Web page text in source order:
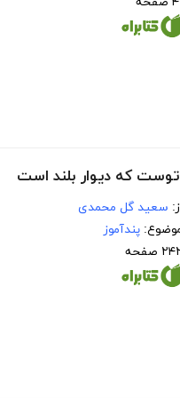
توست که دیوار بلند است
سعید گل محمدی
پندآموز
صفحه